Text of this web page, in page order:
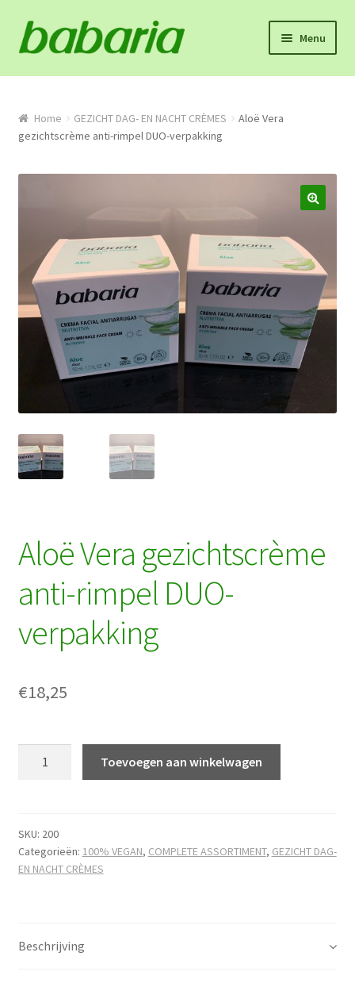
Skip
to
Skip
to
Menu
Home
Winkel
Proefpakket
Contact
Mijn account
Home GEZICHT DAG- EN NACHT CRÈMES
Aloë Vera
gezichtscrème anti-rimpel DUO-verpakking
Aloë Vera gezichtscrème
anti-rimpel DUO-
verpakking
€18,25
rimpel
DUO-
verpakking
Toevoegen aan winkelwagen
SKU: 200
Categorieën: 100% VEGAN, COMPLETE ASSORTIMENT, GEZICHT DAG-
EN NACHT CRÈMES
Beschrijving